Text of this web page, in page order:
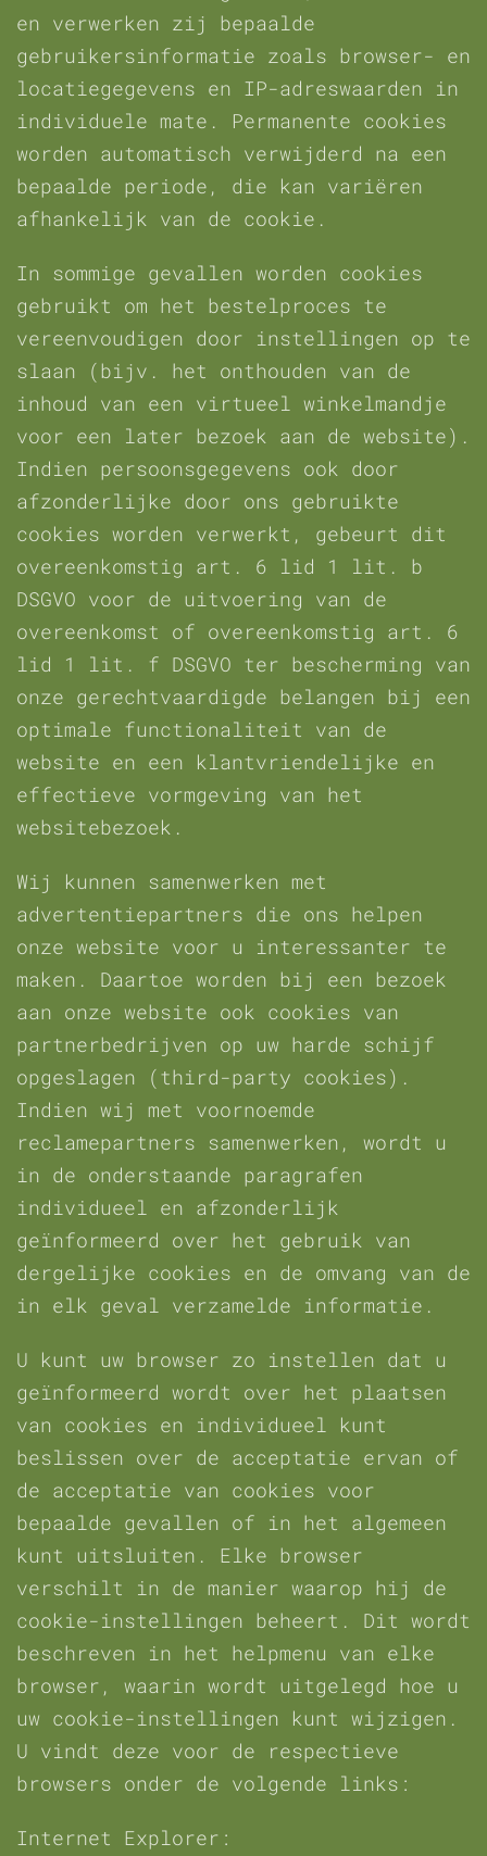
en verwerken zij bepaalde
gebruikersinformatie zoals browser- en
locatiegegevens en IP-adreswaarden in
individuele mate. Permanente cookies
worden automatisch verwijderd na een
bepaalde periode, die kan variëren
afhankelijk van de cookie.
In sommige gevallen worden cookies
gebruikt om het bestelproces te
vereenvoudigen door instellingen op te
slaan (bijv. het onthouden van de
inhoud van een virtueel winkelmandje
voor een later bezoek aan de website).
Indien persoonsgegevens ook door
afzonderlijke door ons gebruikte
cookies worden verwerkt, gebeurt dit
overeenkomstig art. 6 lid 1 lit. b
DSGVO voor de uitvoering van de
overeenkomst of overeenkomstig art. 6
lid 1 lit. f DSGVO ter bescherming van
onze gerechtvaardigde belangen bij een
optimale functionaliteit van de
website en een klantvriendelijke en
effectieve vormgeving van het
websitebezoek.
Wij kunnen samenwerken met
advertentiepartners die ons helpen
onze website voor u interessanter te
maken. Daartoe worden bij een bezoek
aan onze website ook cookies van
partnerbedrijven op uw harde schijf
opgeslagen (third-party cookies).
Indien wij met voornoemde
reclamepartners samenwerken, wordt u
in de onderstaande paragrafen
individueel en afzonderlijk
geïnformeerd over het gebruik van
dergelijke cookies en de omvang van de
in elk geval verzamelde informatie.
U kunt uw browser zo instellen dat u
geïnformeerd wordt over het plaatsen
van cookies en individueel kunt
beslissen over de acceptatie ervan of
de acceptatie van cookies voor
bepaalde gevallen of in het algemeen
kunt uitsluiten. Elke browser
verschilt in de manier waarop hij de
cookie-instellingen beheert. Dit wordt
beschreven in het helpmenu van elke
browser, waarin wordt uitgelegd hoe u
uw cookie-instellingen kunt wijzigen.
U vindt deze voor de respectieve
browsers onder de volgende links:
Internet Explorer: